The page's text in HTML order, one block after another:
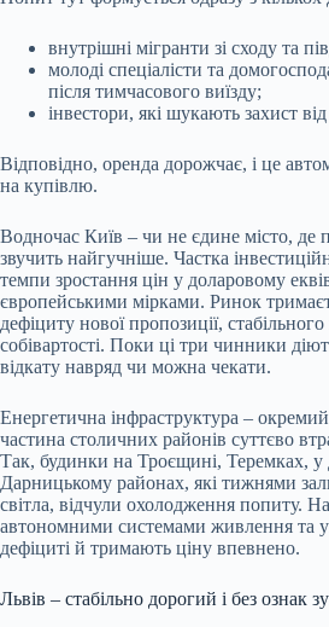
внутрішні мігранти зі сходу та
молоді спеціалісти та
після тимчасового виїзду;
інвестори, які шукають захист від
Відповідно, оренда дорожчає, і це
на купівлю.
Водночас Київ – чи не єдине місто, де
звучить найгучніше. Частка
темпи зростання цін у доларовому
європейськими мірками. Ринок
дефіциту нової пропозиції,
собівартості. Поки ці три чинники
відкату навряд чи можна чекати.
Енергетична інфраструктура –
частина столичних районів суттєво
Так, будинки на Троєщині, Теремках, у
Дарницькому районах, які тижнями
світла, відчули охолодження попиту.
автономними системами живлення та
дефіциті й тримають ціну впевнено.
Львів – стабільно дорогий і без ознак